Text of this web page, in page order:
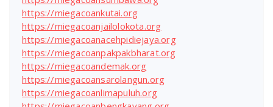
https://miegacoankutai.org
https://miegacoanjailolokota.org
https://miegacoanacehpidiejaya.org
https://miegacoanpakpakbharat.org
https://miegacoandemak.org
https://miegacoansarolangun.org
https://miegacoanlimapuluh.org